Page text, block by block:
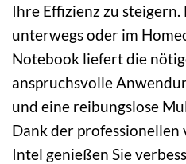
Ihre Effizienz zu steigern.
unterwegs oder im
Notebook liefert die
anspruchsvolle
und eine reibungslose
Dank der
Intel genießen Sie